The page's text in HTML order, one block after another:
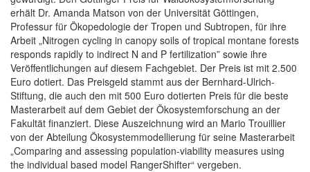
erhält Dr. Amanda Matson von der Universität Göttingen,
Professur für Ökopedologie der Tropen und Subtropen, für ihre
Arbeit „Nitrogen cycling in canopy soils of tropical montane forests
responds rapidly to indirect N and P fertilization” sowie ihre
Veröffentlichungen auf diesem Fachgebiet. Der Preis ist mit 2.500
Euro dotiert. Das Preisgeld stammt aus der Bernhard-Ulrich-
Stiftung, die auch den mit 500 Euro dotierten Preis für die beste
Masterarbeit auf dem Gebiet der Ökosystemforschung an der
Fakultät finanziert. Diese Auszeichnung wird an Mario Trouillier
von der Abteilung Ökosystemmodellierung für seine Masterarbeit
„Comparing and assessing population-viability measures using
the individual based model RangerShifter“ vergeben.